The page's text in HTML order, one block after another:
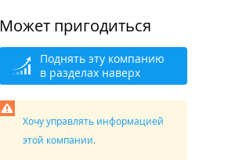
Может пригодиться
Поднять эту компанию
в разделах наверх
Хочу управлять информацией
этой компании.